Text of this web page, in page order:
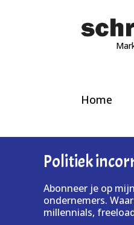
Home
Politiek
Abonneer je op
ondernemers.
millennials,